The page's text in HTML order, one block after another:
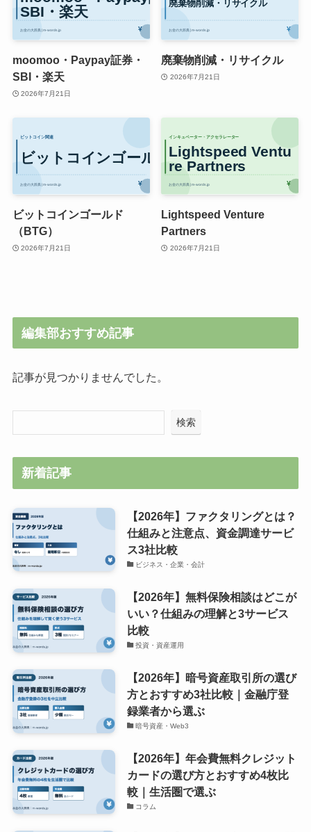
moomoo・Paypay証券・
SBI・楽天
2026年7月21日
廃棄物削減・リサイクル
2026年7月21日
ビットコインゴールド
（BTG）
2026年7月21日
Lightspeed Venture
Partners
2026年7月21日
編集部おすすめ記事
記事が見つかりませんでした。
検索
新着記事
【2026年】ファクタリングとは？
仕組みと注意点、資金調達サービ
ス3社比較
ビジネス・企業・会計
【2026年】無料保険相談はどこが
いい？仕組みの理解と3サービス
比較
投資・資産運用
【2026年】暗号資産取引所の選び
方とおすすめ3社比較｜金融庁登
録業者から選ぶ
暗号資産・Web3
【2026年】年会費無料クレジット
カードの選び方とおすすめ4枚比
較｜生活圏で選ぶ
コラム